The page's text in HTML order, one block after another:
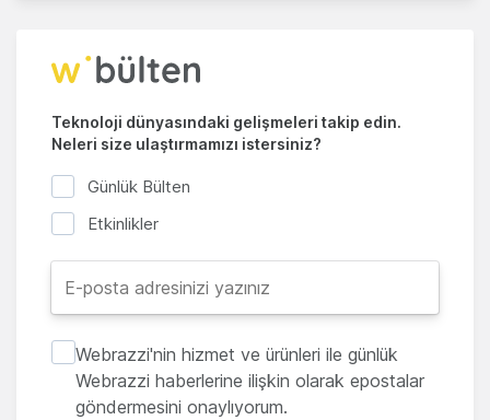
Teknoloji dünyasındaki gelişmeleri takip edin.
Neleri size ulaştırmamızı istersiniz?
Günlük Bülten
Etkinlikler
Webrazzi'nin hizmet ve ürünleri ile günlük
Webrazzi haberlerine ilişkin olarak epostalar
göndermesini onaylıyorum.